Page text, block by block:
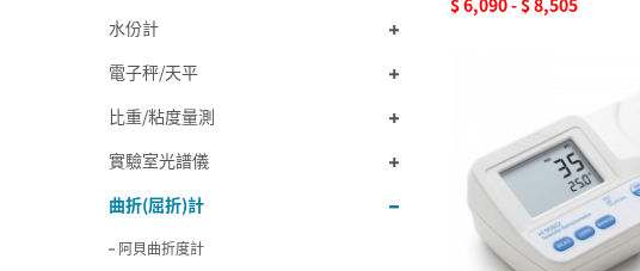
水份計
電子秤/天平
比重/粘度量測
實驗室光譜儀
曲折(屈折)計
阿貝曲折度計
$ 6,090 - $ 8,505